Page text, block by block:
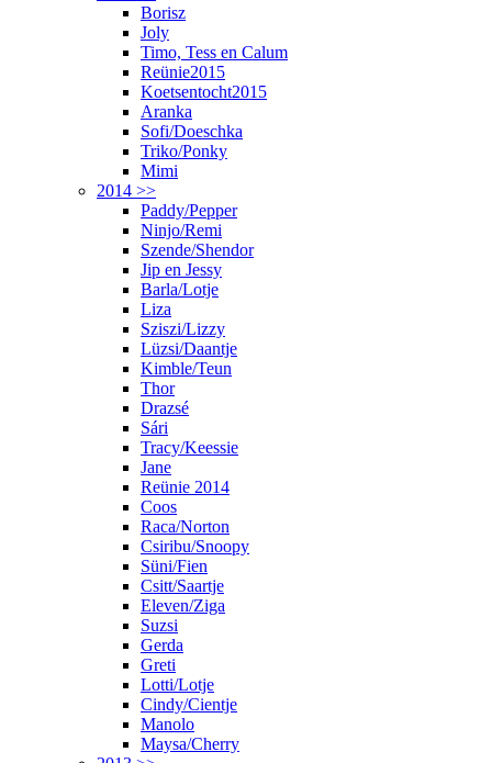
Borisz
Joly
Timo, Tess en Calum
Reünie2015
Koetsentocht2015
Aranka
Sofi/Doeschka
Triko/Ponky
Mimi
2014 >>
Paddy/Pepper
Ninjo/Remi
Szende/Shendor
Jip en Jessy
Barla/Lotje
Liza
Sziszi/Lizzy
Lüzsi/Daantje
Kimble/Teun
Thor
Drazsé
Sári
Tracy/Keessie
Jane
Reünie 2014
Coos
Raca/Norton
Csiribu/Snoopy
Süni/Fien
Csitt/Saartje
Eleven/Ziga
Suzsi
Gerda
Greti
Lotti/Lotje
Cindy/Cientje
Manolo
Maysa/Cherry